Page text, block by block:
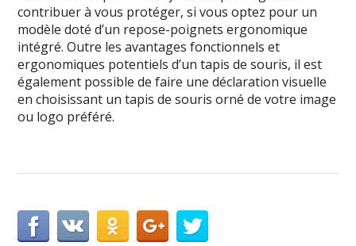
contribuer à vous protéger, si vous optez pour un
modèle doté d’un repose-poignets ergonomique
intégré. Outre les avantages fonctionnels et
ergonomiques potentiels d’un tapis de souris, il est
également possible de faire une déclaration visuelle
en choisissant un tapis de souris orné de votre image
ou logo préféré.